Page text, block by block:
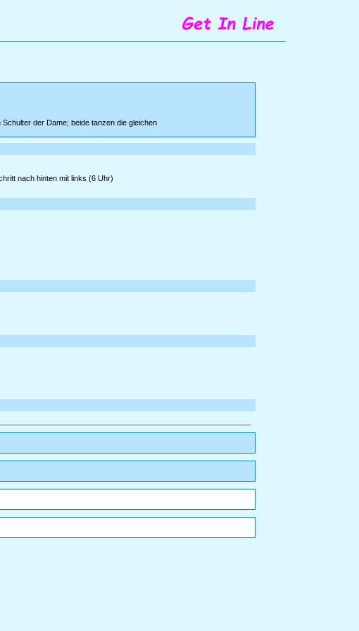
der Dame; beide tanzen die gleichen
nach hinten mit links (6 Uhr)